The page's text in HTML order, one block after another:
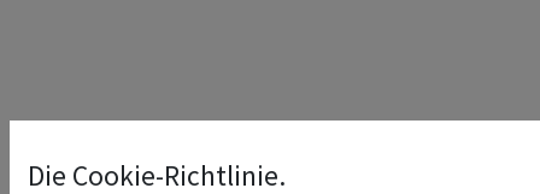
zunehmender Beliebtheit, da sie nicht nur platzsparend
Die Cookie-Richtlinie.